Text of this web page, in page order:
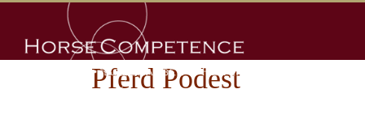
springen
Pferd Podest